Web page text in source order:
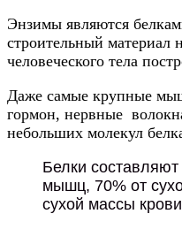
Энзимы являются
строительный материал
человеческого тела
Даже самые крупные
гормон, нервные
небольших молекул
Белки
мышц, 70% от
сухой массы